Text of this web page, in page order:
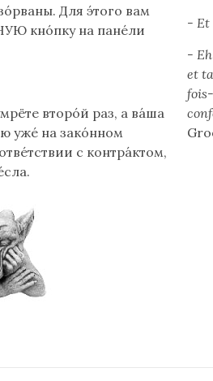
Для э́того вам
кно́пку на пане́ли
второ́й раз, а ва́ша
уже́ на зако́нном
с контра́ктом,
- Et
-
et